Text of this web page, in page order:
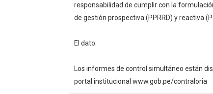
responsabilidad de cumplir con la
de gestión prospectiva (PPRRD) y reactiva
El dato:
Los informes de control simultáneo están
portal institucional www.gob.pe/contraloria